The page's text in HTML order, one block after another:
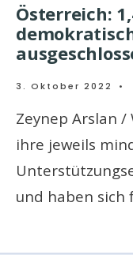
Österreich:
3. Oktober 2022 •
Zeynep Arslan
ihre jeweils
und haben sich